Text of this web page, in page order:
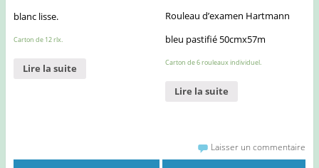
blanc lisse.
Carton de 12 rlx.
Lire la suite
Rouleau d’examen Hartmann
bleu pastifié 50cmx57m
Carton de 6 rouleaux individuel.
Lire la suite
Laisser un commentaire